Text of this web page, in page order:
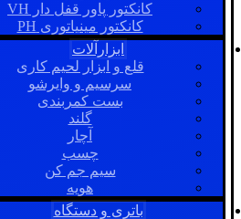
کانکتور پاور قفل دار VH
کانکتور مینیاتوری PH
ابزارآلات
قلع و ابزار لحیم کاری
سرسیم و وایرشو
بست کمربندی
گلند
آچار
چسب
سیم جم کن
هویه
باتری و دستگاه